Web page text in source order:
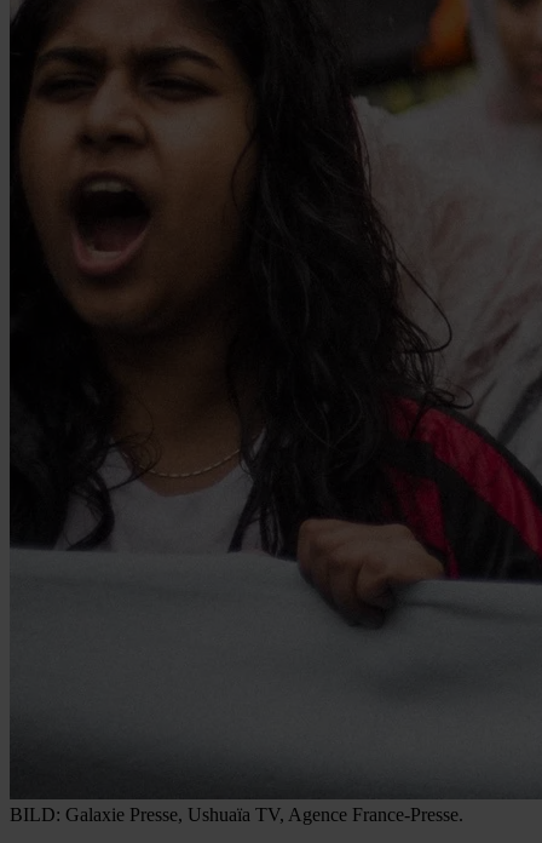
BILD: Galaxie Presse, Ushuaïa TV, Agence France-Presse.